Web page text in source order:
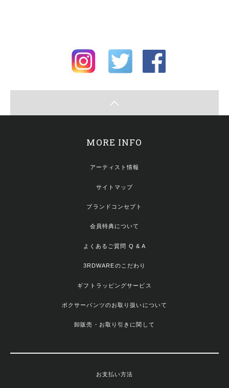
MORE INFO
アーティスト情報
サイトマップ
ブランドコンセプト
会員特典について
よくあるご質問 Q & A
3RDWAREのこだわり
ギフトラッピングサービス
ボクサーパンツのお取り扱いについて
卸販売・お取り引きに関して
お支払い方法